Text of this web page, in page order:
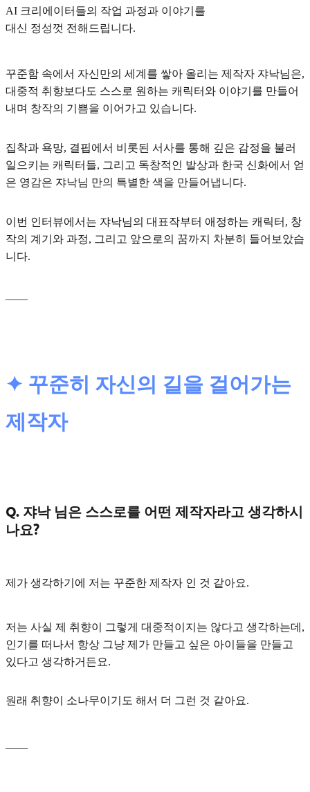
AI 크리에이터들의 작업 과정과 이야기를
대신 정성껏 전해드립니다.
꾸준함 속에서 자신만의 세계를 쌓아 올리는 제작자 쟈낙님은,
대중적 취향보다도 스스로 원하는 캐릭터와 이야기를 만들어
내며 창작의 기쁨을 이어가고 있습니다.
집착과 욕망, 결핍에서 비롯된 서사를 통해 깊은 감정을 불러
일으키는 캐릭터들, 그리고 독창적인 발상과 한국 신화에서 얻
은 영감은 쟈낙님 만의 특별한 색을 만들어냅니다.
이번 인터뷰에서는 쟈낙님의 대표작부터 애정하는 캐릭터, 창
작의 계기와 과정, 그리고 앞으로의 꿈까지 차분히 들어보았습
니다.
✦ 꾸준히 자신의 길을 걸어가는
제작자
Q. 쟈낙 님은 스스로를 어떤 제작자라고 생각하시
나요?
제가 생각하기에 저는 꾸준한 제작자 인 것 같아요.
저는 사실 제 취향이 그렇게 대중적이지는 않다고 생각하는데,
인기를 떠나서 항상 그냥 제가 만들고 싶은 아이들을 만들고
있다고 생각하거든요.
원래 취향이 소나무이기도 해서 더 그런 것 같아요.